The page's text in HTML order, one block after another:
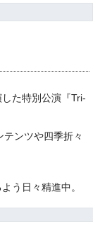
た特別公演『Tri-
ンツや四季折々
う日々精進中。